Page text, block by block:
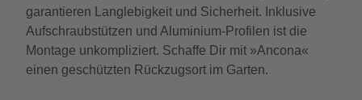
garantieren Langlebigkeit und Sicherheit. Inklusive
Aufschraubstützen und Aluminium-Profilen ist die
Montage unkompliziert. Schaffe Dir mit »Ancona«
einen geschützten Rückzugsort im Garten.